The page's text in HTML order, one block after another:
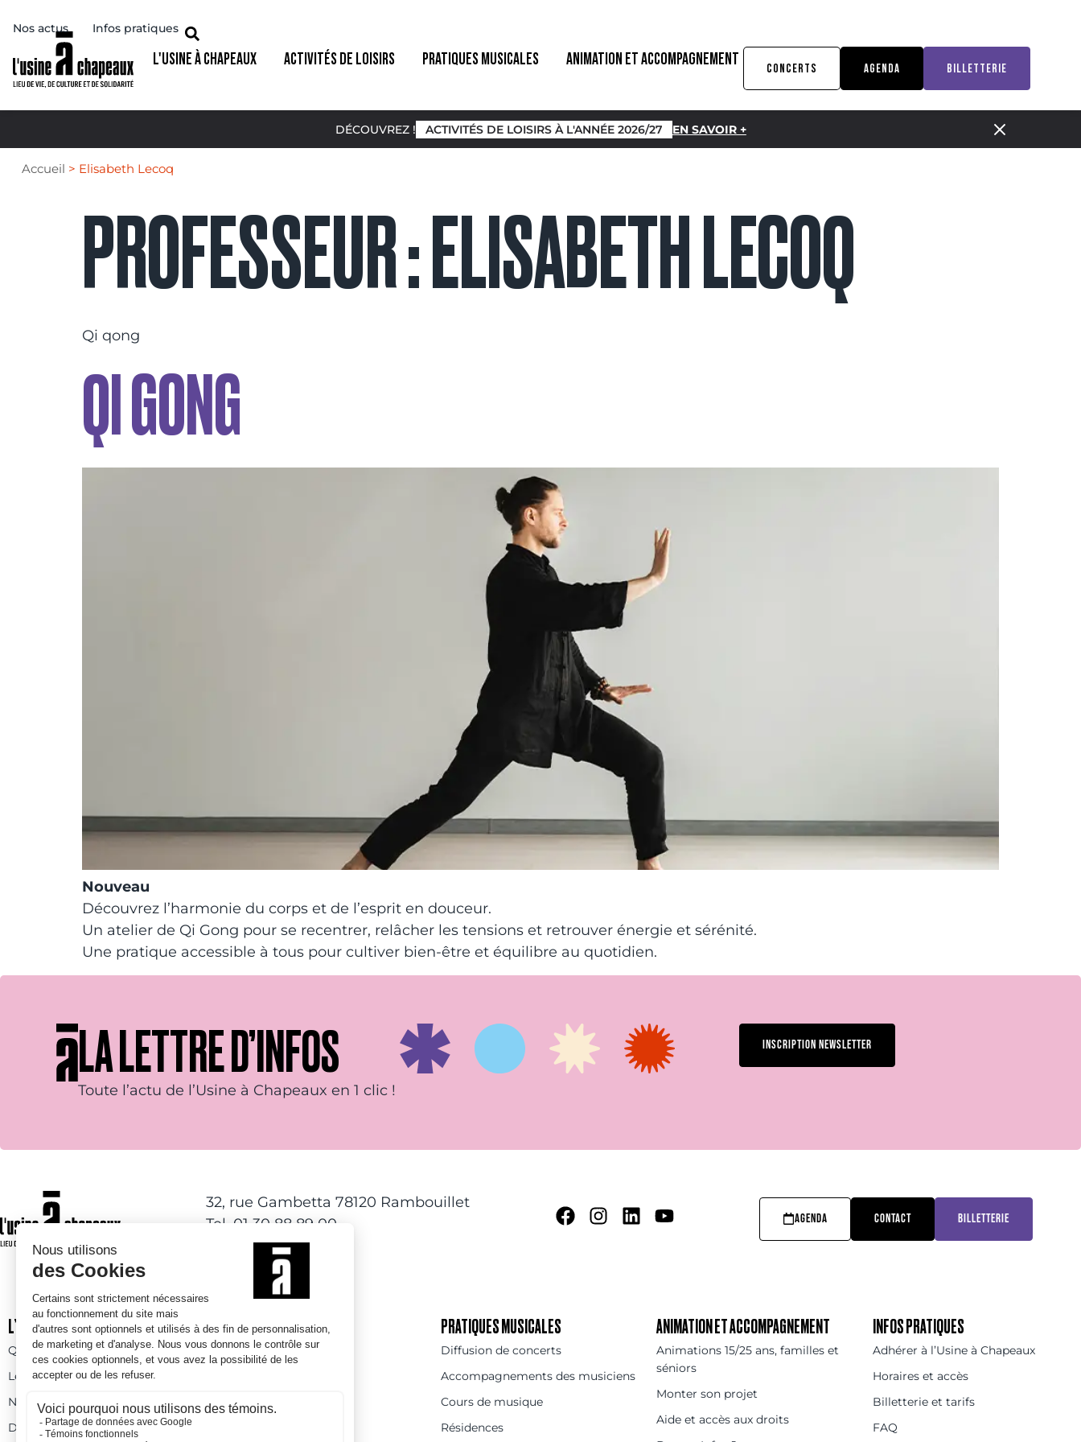
Nos actus Infos pratiques
L'USINE À CHAPEAUX ACTIVITÉS DE LOISIRS PRATIQUES MUSICALES ANIMATION ET ACCOMPAGNEMENT
CONCERTS AGENDA BILLETTERIE
DÉCOUVREZ ! ACTIVITÉS DE LOISIRS À L'ANNÉE 2026/27 EN SAVOIR +
Accueil > Elisabeth Lecoq
PROFESSEUR :ELISABETH LECOQ
Qi qong
QI GONG
Nouveau
Découvrez l’harmonie du corps et de l’esprit en douceur.
Un atelier de Qi Gong pour se recentrer, relâcher les tensions et retrouver énergie et sérénité.
Une pratique accessible à tous pour cultiver bien-être et équilibre au quotidien.
LA LETTRE D’INFOS
Toute l’actu de l’Usine à Chapeaux en 1 clic !
INSCRIPTION NEWSLETTER
32, rue Gambetta 78120 Rambouillet
Tel. 01 30 88 89 00
AGENDA CONTACT BILLETTERIE
L’USINE À CHAPEAUX
Qui sommes-nous
Les espaces
Nos prestations
Devenez bénévole
ACTIVITÉS DE LOISIRS
Activités à l’année
Skatepark
PRATIQUES MUSICALES
Diffusion de concerts
Accompagnements des musiciens
Cours de musique
Résidences
ANIMATION ET ACCOMPAGNEMENT
Animations 15/25 ans, familles et
séniors
Monter son projet
Aide et accès aux droits
INFOS PRATIQUES
Adhérer à l’Usine à Chapeaux
Horaires et accès
Billetterie et tarifs
FAQ